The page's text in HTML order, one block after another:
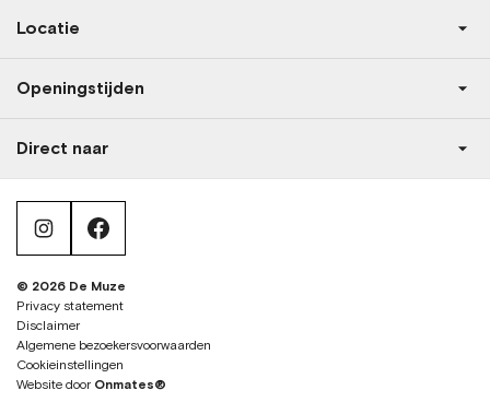
Locatie
Openingstijden
Direct naar
instagramfacebook
© 2026 De Muze
Privacy statement
Disclaimer
Algemene bezoekersvoorwaarden
Cookieinstellingen
Website door Onmates®